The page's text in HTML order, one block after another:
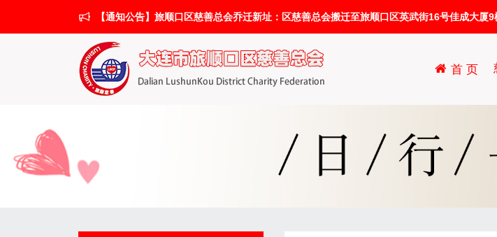
【通知公告】旅顺口区慈善总会乔迁新址：区慈善总会搬迁至旅顺口区英武街16号佳成大
首 页